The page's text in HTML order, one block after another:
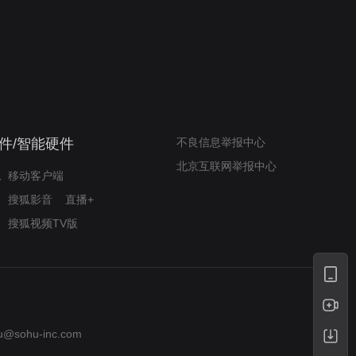
/智能硬件
移动客户端
搜狐影音
直播+
搜狐视频TV版
不良信息举报中心
北京互联网举报中心
inc.com